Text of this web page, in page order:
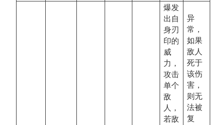
爆发
出自
身刃
印的
威
力，
攻击
单个
敌
人，
若敌
异
常，
如果
敌人
死于
该伤
害，
则无
法被
复